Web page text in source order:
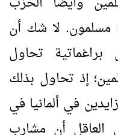
مسلمون. لا شك أن
تحاول
إذ تحاول بذلك
في ألمانيا في
العاقل أن مشارب